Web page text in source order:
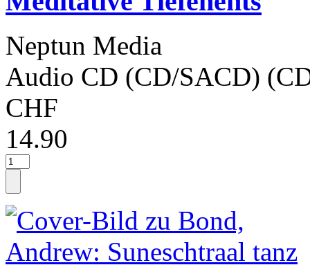
Neptun Media
Audio CD (CD/SACD)
CHF
14.90